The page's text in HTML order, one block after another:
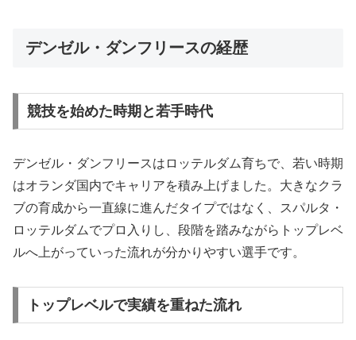
デンゼル・ダンフリースの経歴
競技を始めた時期と若手時代
デンゼル・ダンフリースはロッテルダム育ちで、若い時期
はオランダ国内でキャリアを積み上げました。大きなクラ
ブの育成から一直線に進んだタイプではなく、スパルタ・
ロッテルダムでプロ入りし、段階を踏みながらトップレベ
ルへ上がっていった流れが分かりやすい選手です。
トップレベルで実績を重ねた流れ